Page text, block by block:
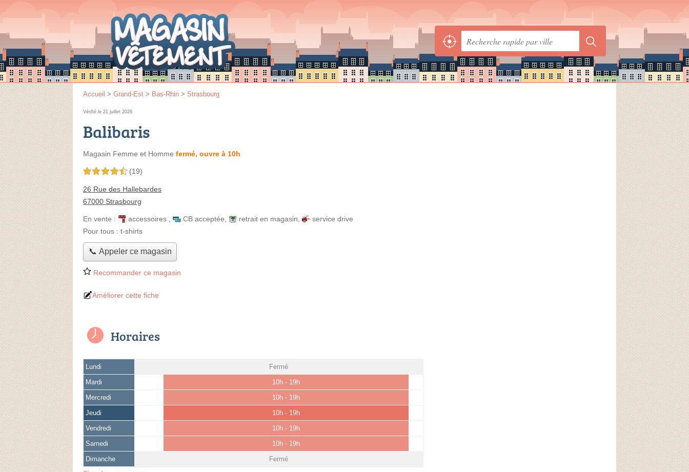
Accueil > Grand-Est > Bas-Rhin > Strasbourg
Vérifié le 21 juillet 2026
Balibaris
Magasin Femme et Homme fermé, ouvre à 10h
4,5 étoiles sur 5 (19)
26 Rue des Hallebardes
67000 Strasbourg
En vente : accessoires CB acceptée retrait en magasin
service drive
Pour tous : t-shirts
📞 Appeler ce magasin
Recommander ce magasin
Améliorer cette fiche
Horaires
Lundi Fermé
Mardi 10h - 19h
Mercredi 10h - 19h
Jeudi 10h - 19h
Vendredi 10h - 19h
Samedi 10h - 19h
Dimanche Fermé